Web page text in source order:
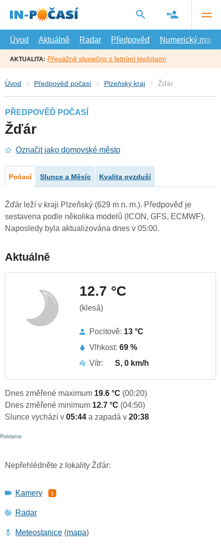
hlavní
Úvod
Aktuálně Radar Předpověď Numerický model
AKTUALITA: Převážně slunečno s letními teplotami
Úvod Předpověď počasí Plzeňský kraj Žďár
PŘEDPOVĚĎ POČASÍ
Žďár
Označit jako domovské město
Počasí Slunce a Měsíc Kvalita ovzduší
Žďár leží v kraji Plzeňský (629 m n. m.). Předpověď je
sestavena podle několika modelů (ICON, GFS, ECMWF).
Naposledy byla aktualizována dnes v 05:00.
Aktuálně
12.7 °C
(klesá)
Pocitově: 13 °C
Vlhkost: 69 %
Vítr:
S, 0 km/h
Dnes změřené maximum 19.6 °C (00:20)
Dnes změřené minimum 12.7 °C (04:50)
Slunce vychází v 05:44 a zapadá v 20:38
Nepřehlédněte z lokality Žďár:
Kamery 1
Radar
Meteostanice (mapa)